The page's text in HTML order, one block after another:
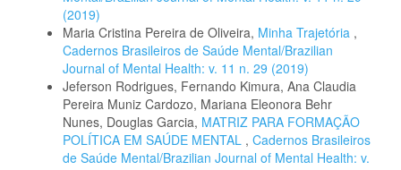
(2019)
Maria Cristina Pereira de Oliveira, Minha Trajetória ,
Cadernos Brasileiros de Saúde Mental/Brazilian
Journal of Mental Health: v. 11 n. 29 (2019)
Jeferson Rodrigues, Fernando Kimura, Ana Claudia
Pereira Muniz Cardozo, Mariana Eleonora Behr
Nunes, Douglas Garcia, MATRIZ PARA FORMAÇÃO
POLÍTICA EM SAÚDE MENTAL , Cadernos Brasileiros
de Saúde Mental/Brazilian Journal of Mental Health: v.